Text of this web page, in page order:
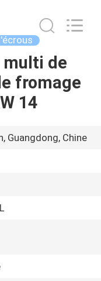
multi de
fromage
14
Guangdong, Chine